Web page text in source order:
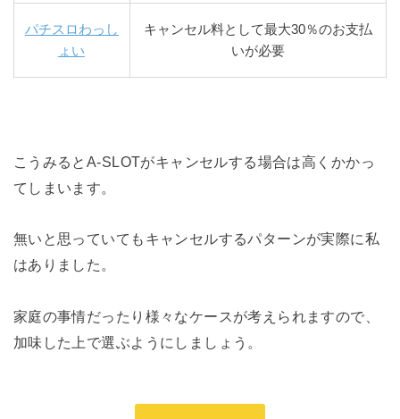
パチスロわっし
ょい
キャンセル料として最大30％のお支払
いが必要
こうみるとA-SLOTがキャンセルする場合は高くかかっ
てしまいます。
無いと思っていてもキャンセルするパターンが実際に私
はありました。
家庭の事情だったり様々なケースが考えられますので、
加味した上で選ぶようにしましょう。